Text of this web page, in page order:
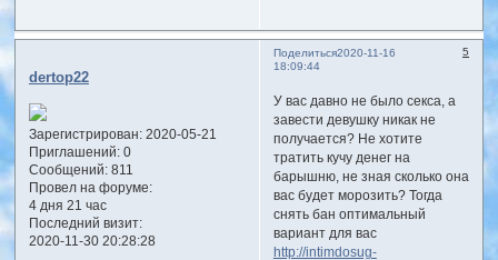
Поделиться 5
2020-11-16
18:09:44
dertop22
Зарегистрирован: 2020-05-21
Приглашений:0
Сообщений:811
Провел на форуме:
4 дня 21 час
Последний визит:
2020-11-30 20:28:28
У вас давно не было секса, а
завести девушку никак не
получается? Не хотите
тратить кучу денег на
барышню, не зная сколько она
вас будет морозить? Тогда
снять бан оптимальный
вариант для вас
http://intimdosug-